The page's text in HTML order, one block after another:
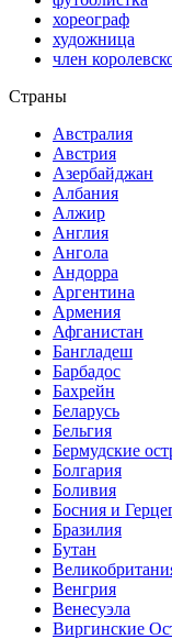
хореограф
художница
член
Страны
Австралия
Австрия
Азербайджан
Албания
Алжир
Англия
Ангола
Андорра
Аргентина
Армения
Афганистан
Бангладеш
Барбадос
Бахрейн
Беларусь
Бельгия
Бермудские
Болгария
Боливия
Босния и
Бразилия
Бутан
Венгрия
Венесуэла
Виргинские